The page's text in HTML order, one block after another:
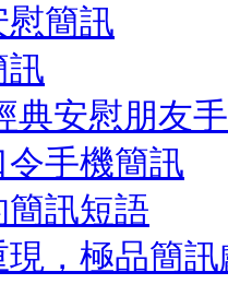
慰簡訊
訊
典安慰朋友
手機簡訊
訊短語
，極品簡訊